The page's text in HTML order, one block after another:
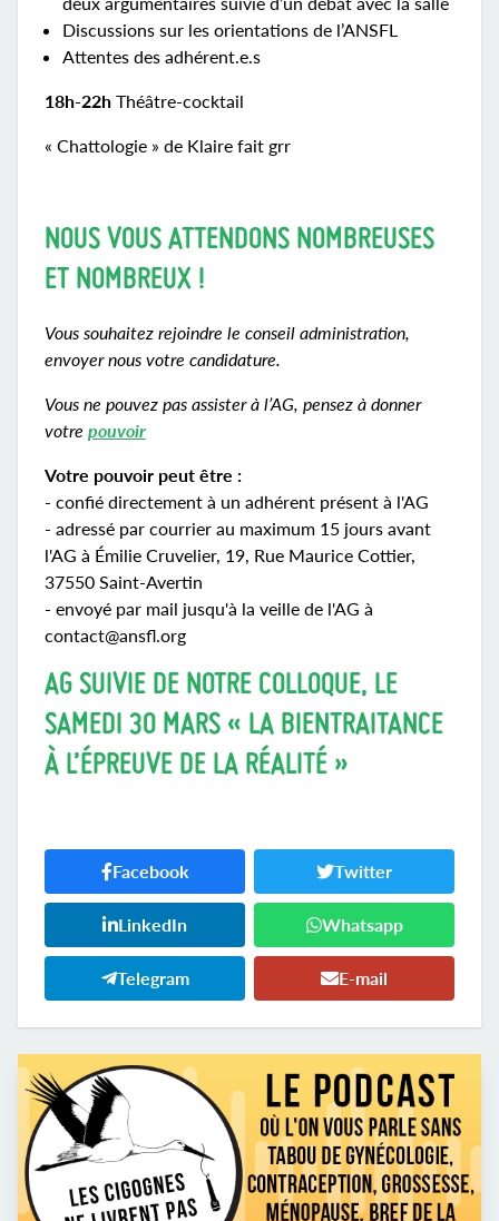
Discussions sur les orientations de l’ANSFL
Attentes des adhérent.e.s
18h-22h Théâtre-cocktail
« Chattologie » de Klaire fait grr
NOUS VOUS ATTENDONS NOMBREUSES
ET NOMBREUX !
Vous souhaitez rejoindre le conseil administration,
envoyer nous votre candidature.
Vous ne pouvez pas assister à l’AG, pensez à donner
votre pouvoir
Votre pouvoir peut être :
- confié directement à un adhérent présent à l'AG
- adressé par courrier au maximum 15 jours avant
l'AG à Émilie Cruvelier, 19, Rue Maurice Cottier,
37550 Saint-Avertin
- envoyé par mail jusqu'à la veille de l'AG à
contact@ansfl.org
AG SUIVIE DE NOTRE COLLOQUE, LE
SAMEDI 30 MARS « LA BIENTRAITANCE
À L’ÉPREUVE DE LA RÉALITÉ »
Facebook Twitter
LinkedIn Whatsapp
Telegram E-mail